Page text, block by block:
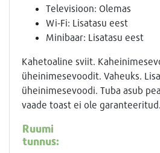
Televisioon: Olemas
Wi-Fi: Lisatasu eest
Minibaar: Lisatasu eest
Kahetoaline sviit.
üheinimesevoodit. Vaheuks.
üheinimesevoodi. Tuba asub
vaade toast ei ole garanteeritud.
Ruumi
tunnus: